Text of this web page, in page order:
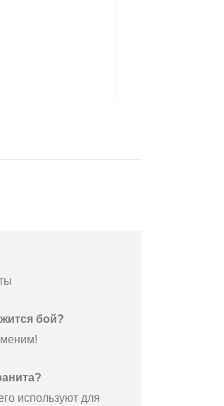
бой?
используют для